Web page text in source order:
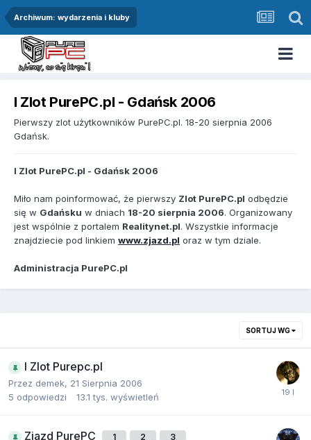
Archiwum: wydarzenia i kluby
I Zlot PurePC.pl - Gdańsk 2006
Pierwszy zlot użytkowników PurePC.pl. 18-20 sierpnia 2006
Gdańsk.
I Zlot PurePC.pl - Gdańsk 2006
Miło nam poinformować, że pierwszy Zlot PurePC.pl odbędzie
się w Gdańsku w dniach 18-20 sierpnia 2006. Organizowany
jest wspólnie z portalem Realitynet.pl. Wszystkie informacje
znajdziecie pod linkiem www.zjazd.pl oraz w tym dziale.
Administracja PurePC.pl
SORTUJ WG
I Zlot Purepc.pl
Przez demek, 21 Sierpnia 2006
5 odpowiedzi 13.1 tys. wyświetleń
Zjazd PurePC 1 2 3